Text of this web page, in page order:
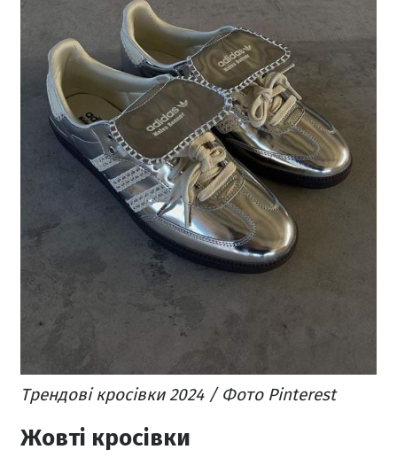
Трендові кросівки 2024 / Фото Pinterest
Жовті кросівки